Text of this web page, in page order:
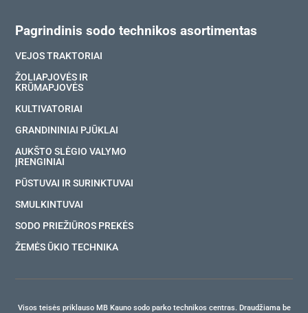
Pagrindinis sodo technikos asortimentas
VEJOS TRAKTORIAI
ŽOLIAPJOVĖS IR
KRŪMAPJOVĖS
KULTIVATORIAI
GRANDININIAI PJŪKLAI
AUKŠTO SLĖGIO VALYMO
ĮRENGINIAI
PŪSTUVAI IR SURINKTUVAI
SMULKINTUVAI
SODO PRIEŽIŪROS PREKĖS
ŽEMĖS ŪKIO TECHNIKA
Visos teisės priklauso MB Kauno sodo parko technikos centras. Draudžiama be